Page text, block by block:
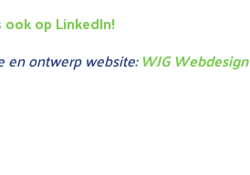
op LinkedIn!
en ontwerp website:WJG Webdesign